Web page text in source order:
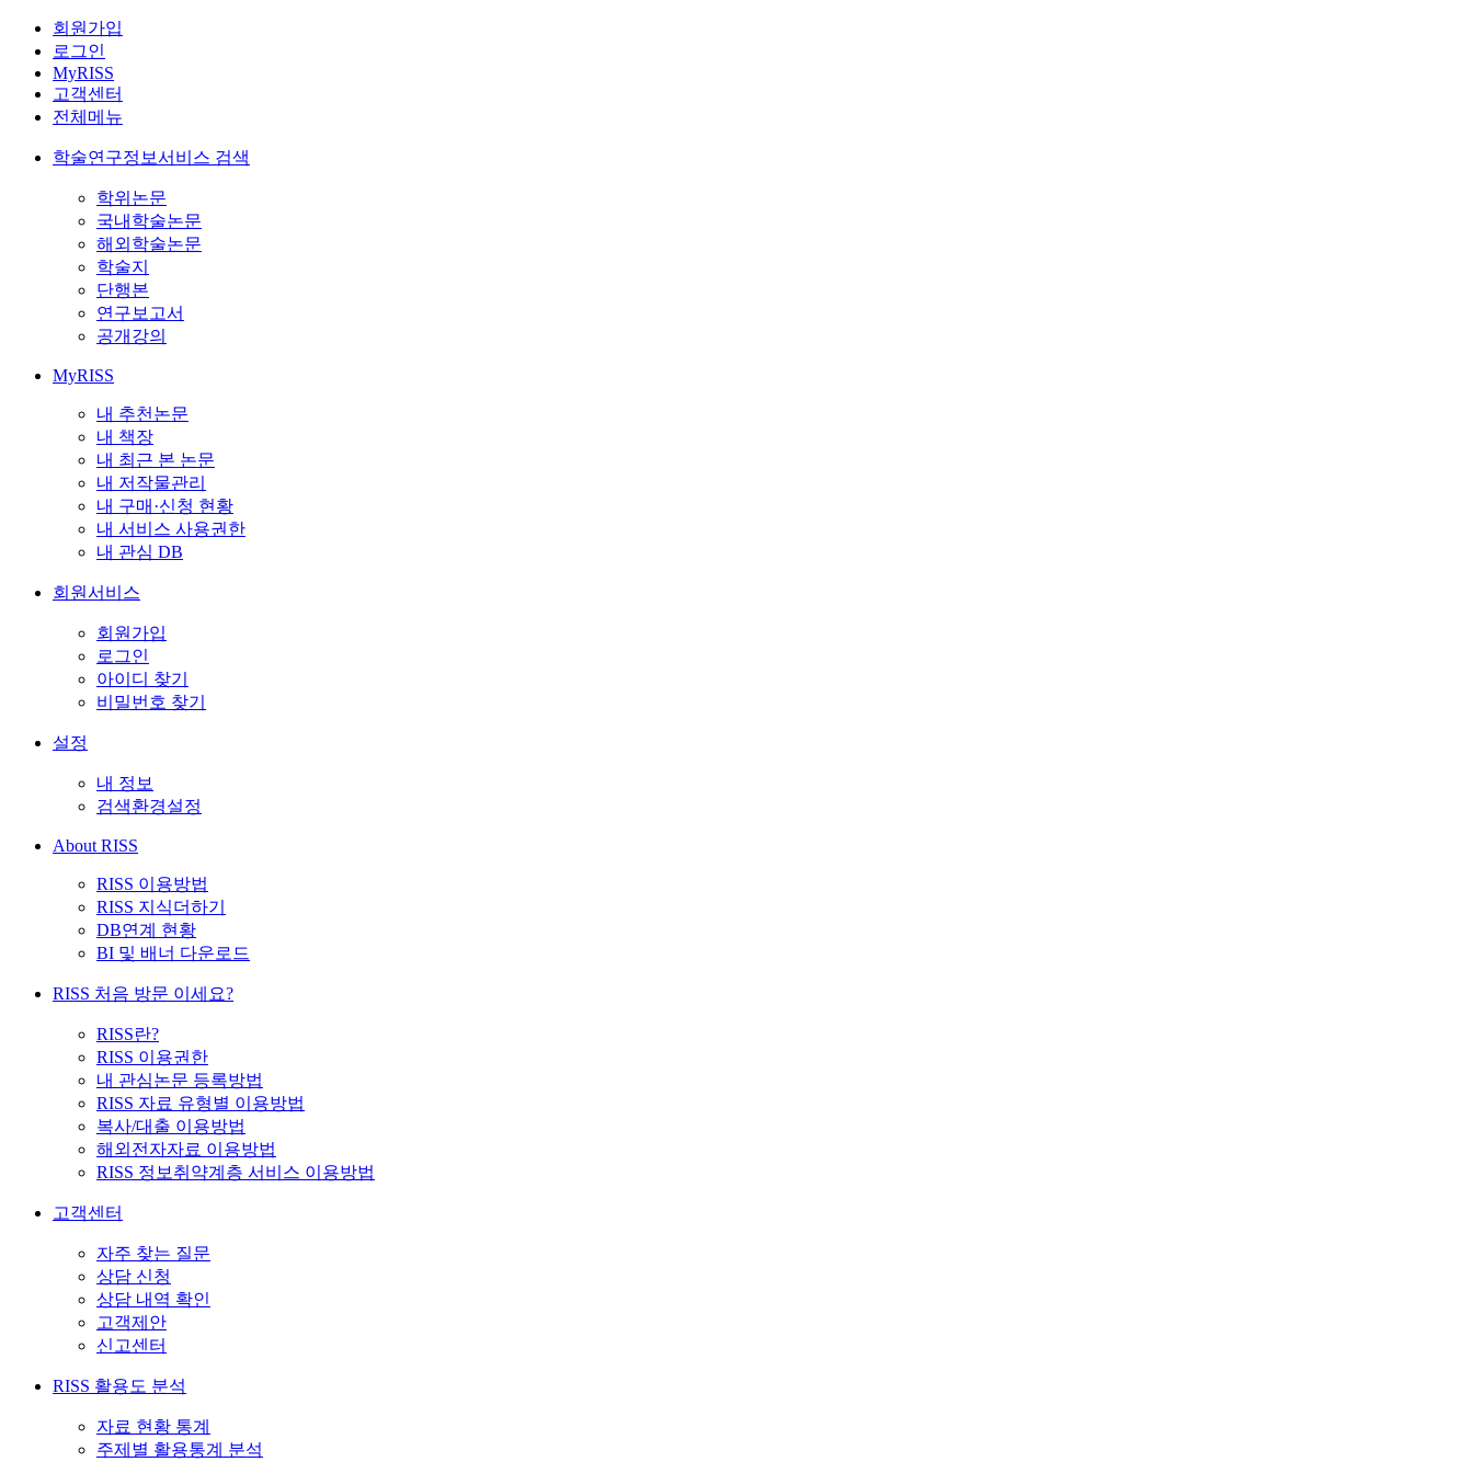
회원가입
로그인
MyRISS
고객센터
전체메뉴
학술연구정보서비스 검색
학위논문
국내학술논문
해외학술논문
학술지
단행본
연구보고서
공개강의
MyRISS
내 추천논문
내 책장
내 최근 본 논문
내 저작물관리
내 구매·신청 현황
내 서비스 사용권한
내 관심 DB
회원서비스
회원가입
로그인
아이디 찾기
비밀번호 찾기
설정
내 정보
검색환경설정
About RISS
RISS 이용방법
RISS 지식더하기
DB연계 현황
BI 및 배너 다운로드
RISS 처음 방문 이세요?
RISS란?
RISS 이용권한
내 관심논문 등록방법
RISS 자료 유형별 이용방법
복사/대출 이용방법
해외전자자료 이용방법
RISS 정보취약계층 서비스 이용방법
고객센터
자주 찾는 질문
상담 신청
상담 내역 확인
고객제안
신고센터
RISS 활용도 분석
자료 현황 통계
주제별 활용통계 분석